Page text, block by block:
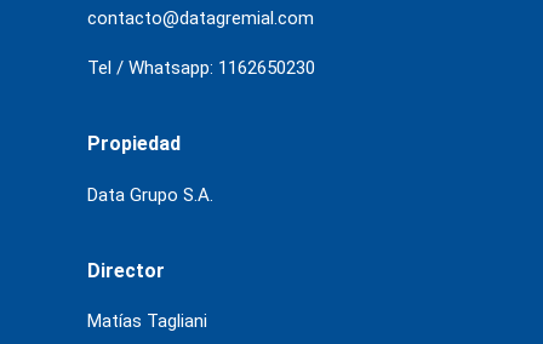
contacto@datagremial.com
Tel / Whatsapp: 1162650230
Propiedad
Data Grupo S.A.
Director
Matías Tagliani